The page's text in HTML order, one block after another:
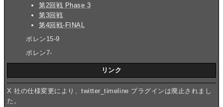
第2回戦 Phase 3
第3回戦
第4回戦-FINAL
ポレン15-9
ポレン7-
リンク
X 社の仕様変更により、twitter_timeline プラグインは廃止されまし
た。